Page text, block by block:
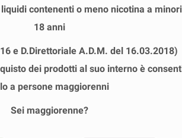
LIQUIDI PRONTI SHOT E
chevron_right Steam Train Boilerman Aroma Scomposto 20
contenenti o meno nicotina a
18 anni
e D.Direttoriale A.D.M. del 16.03.2018)
dei prodotti al suo interno è
a persone maggiorenni
Sei maggiorenne?